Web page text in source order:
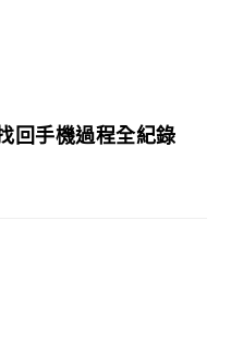
回手機過程全紀錄